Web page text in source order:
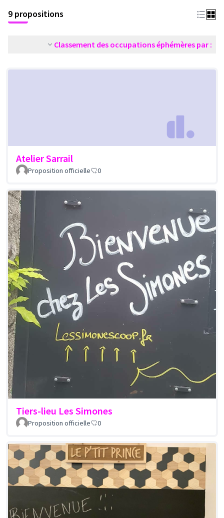
9 propositions
Classement des occupations éphémères par :
Atelier Sarrail
Proposition officielle 0
Tiers-lieu Les Simones
Proposition officielle 0